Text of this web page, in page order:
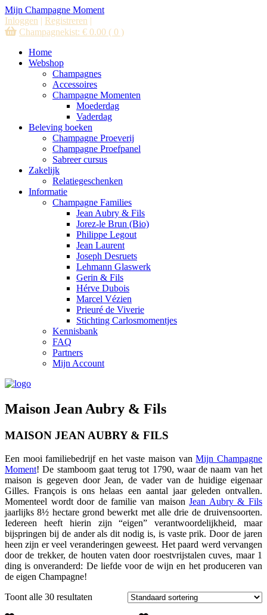
Mijn Champagne Moment
Inloggen | Registreren |
Champagnekist: € 0.00 ( 0 )
Home
Webshop
Champagnes
Accessoires
Champagne Momenten
Moederdag
Vaderdag
Beleving boeken
Champagne Proeverij
Champagne Proefpanel
Sabreer cursus
Zakelijk
Relatiegeschenken
Informatie
Champagne Families
Jean Aubry & Fils
Jorez-le Brun (Bio)
Philippe Legout
Jean Laurent
Joseph Desruets
Lehmann Glaswerk
Gerin & Fils
Hérve Dubois
Marcel Vézien
Prieuré de Viverie
Stichting Carlosmomentjes
Kennisbank
FAQ
Partners
Mijn Account
Maison Jean Aubry & Fils
MAISON JEAN AUBRY & FILS
Een mooi familiebedrijf en het vaste maison vanMijn Champagne
Moment! De stamboom gaat terug tot 1790, waar de naam van het
maison is gegeven door Jean, de vader van de huidige eigenaar
Gilles. François is ons helaas een aantal jaar geleden ontvallen.
Momenteel wordt door de familie van maisonJean Aubry & Fils
jaarlijks 8½ hectare grond bewerkt met alle drie de druivensoorten.
Iedereen heeft hierin zijn “eigen” verantwoordelijkheid, maar
bijspringen bij de ander als dit nodig is, is vaste prik. Door de jaren
heen zijn er veel veranderingen geweest. Het paard werd vervangen
door de trekker, de houten vaten door roestvrijstalen cuves, maar 1
ding is onveranderd: De liefde voor de wijn en het produceren van
de eigen Champagne!
Toont alle 30 resultaten